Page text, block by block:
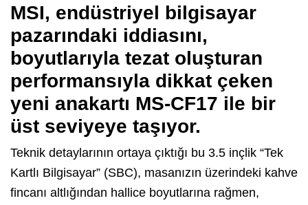
MSI, endüstriyel bilgisayar
pazarındaki iddiasını,
boyutlarıyla tezat oluşturan
performansıyla dikkat çeken
yeni anakartı MS-CF17 ile bir
üst seviyeye taşıyor.
Teknik detaylarının ortaya çıktığı bu 3.5 inçlik “Tek
Kartlı Bilgisayar” (SBC), masanızın üzerindeki kahve
fincanı altlığından hallice boyutlarına rağmen,